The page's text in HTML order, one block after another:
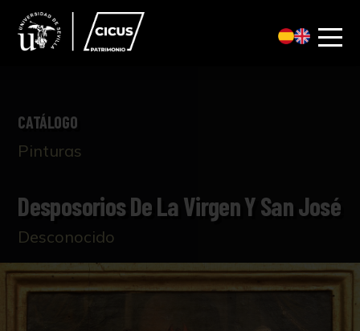
CATÁLOGO
Pinturas
Desposorios De La Virgen Y San José
Desconocido